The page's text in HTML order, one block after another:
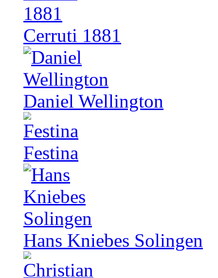
Cerruti 1881
Daniel Wellington
Festina
Hans Kniebes Solingen